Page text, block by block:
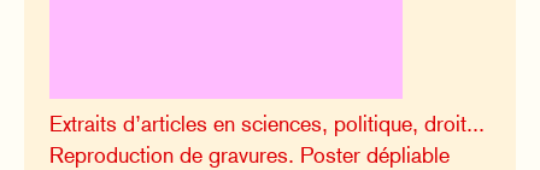
Extraits d’articles en sciences, politique, droit...
Reproduction de gravures. Poster dépliable